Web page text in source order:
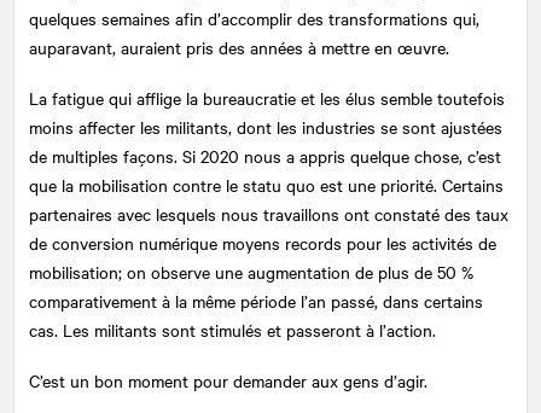
quelques semaines afin d’accomplir des transformations qui,
auparavant, auraient pris des années à mettre en œuvre.
La fatigue qui afflige la bureaucratie et les élus semble toutefois
moins affecter les militants, dont les industries se sont ajustées
de multiples façons. Si 2020 nous a appris quelque chose, c’est
que la mobilisation contre le statu quo est une priorité. Certains
partenaires avec lesquels nous travaillons ont constaté des taux
de conversion numérique moyens records pour les activités de
mobilisation; on observe une augmentation de plus de 50 %
comparativement à la même période l’an passé, dans certains
cas. Les militants sont stimulés et passeront à l’action.
C’est un bon moment pour demander aux gens d’agir.